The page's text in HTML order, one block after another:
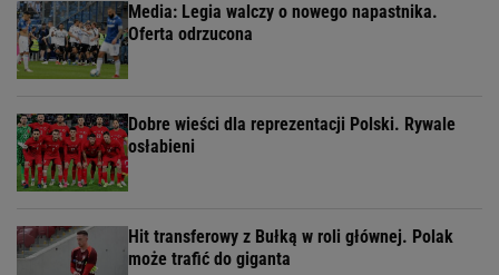
Media: Legia walczy o nowego napastnika.
Oferta odrzucona
Dobre wieści dla reprezentacji Polski. Rywale
osłabieni
Hit transferowy z Bułką w roli głównej. Polak
może trafić do giganta